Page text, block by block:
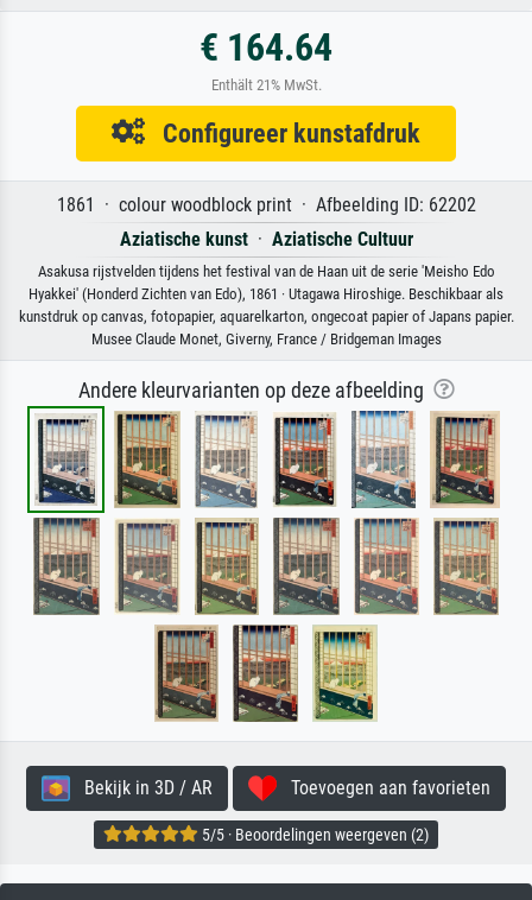
€ 164.64
Enthält 21% MwSt.
Configureer kunstafdruk
1861 · colour woodblock print · Afbeelding ID: 62202
Aziatische kunst· Aziatische Cultuur
Asakusa rijstvelden tijdens het festival van de Haan uit de serie 'Meisho Edo
Hyakkei' (Honderd Zichten van Edo), 1861 · Utagawa Hiroshige. Beschikbaar als
kunstdruk op canvas, fotopapier, aquarelkarton, ongecoat papier of Japans papier.
Musee Claude Monet, Giverny, France / Bridgeman Images
Andere kleurvarianten op deze afbeelding
Bekijk in 3D / AR Toevoegen aan favorieten
5/5 · Beoordelingen weergeven (2)